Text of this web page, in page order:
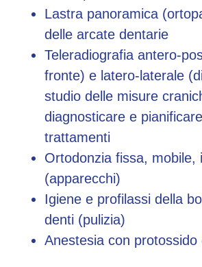
Lastra panoramica
delle arcate dentarie
Teleradiografia antero-
fronte) e latero-laterale
studio delle misure
diagnosticare e
trattamenti
Ortodonzia fissa, mobile,
(apparecchi)
Igiene e profilassi della
denti (pulizia)
Anestesia con protossido